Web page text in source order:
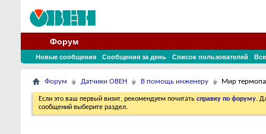
Форум
Новые сообщения Сообщения за день Список пользователей
Форум Датчики ОВЕН В помощь инженеру Мир
Если это ваш первый визит, рекомендуем почитать справку по форуму.
сообщений выберите раздел.